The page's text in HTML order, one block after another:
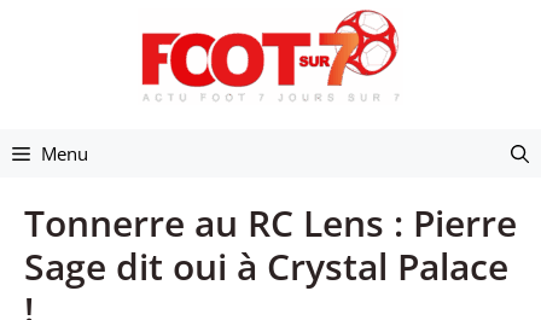
Menu
Tonnerre au RC Lens : Pierre
Sage dit oui à Crystal Palace
!